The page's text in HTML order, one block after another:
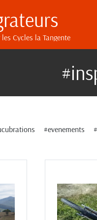
Cycles la Tangente
#evenements